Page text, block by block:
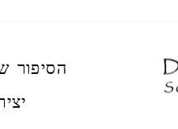
הסיפור